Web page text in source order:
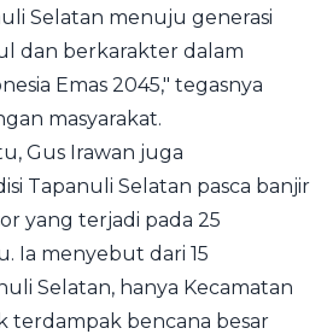
Selatan menuju generasi
dan berkarakter dalam
Emas 2045," tegasnya
masyarakat.
Gus Irawan juga
Tapanuli Selatan pasca banjir
yang terjadi pada 25
Ia menyebut dari 15
Selatan, hanya Kecamatan
terdampak bencana besar